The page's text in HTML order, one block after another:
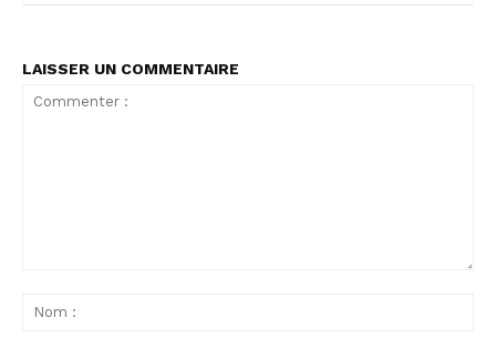
LAISSER UN COMMENTAIRE